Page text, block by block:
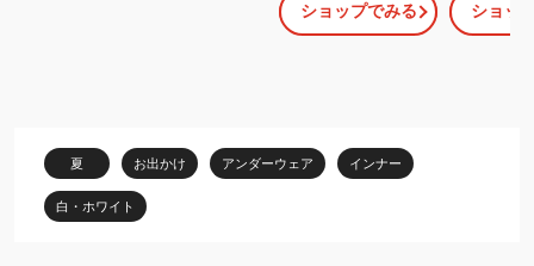
コ 女性用ステテコ 涼し
い ML サイズ 吸汗速乾
ショップでみる
物用 ローラ
着 真夏のス
ショッ
夏 お出かけ アンダーウェア インナー
白・ホワイト